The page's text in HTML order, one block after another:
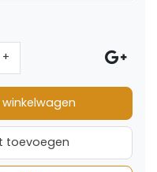
+
toevoegen